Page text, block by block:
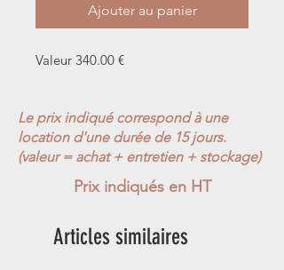
Ajouter au panier
Valeur 340.00 €
Le prix indiqué correspond à une
location d'une durée de 15 jours.
(valeur = achat + entretien + stockage)
Prix indiqués en HT
Articles similaires